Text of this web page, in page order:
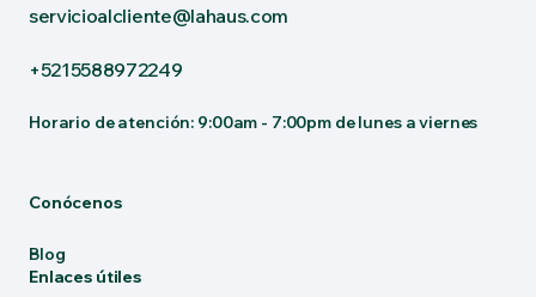
servicioalcliente@lahaus.com
+5215588972249
Horario de atención: 9:00am - 7:00pm de lunes a viernes
Conócenos
Blog
Enlaces útiles